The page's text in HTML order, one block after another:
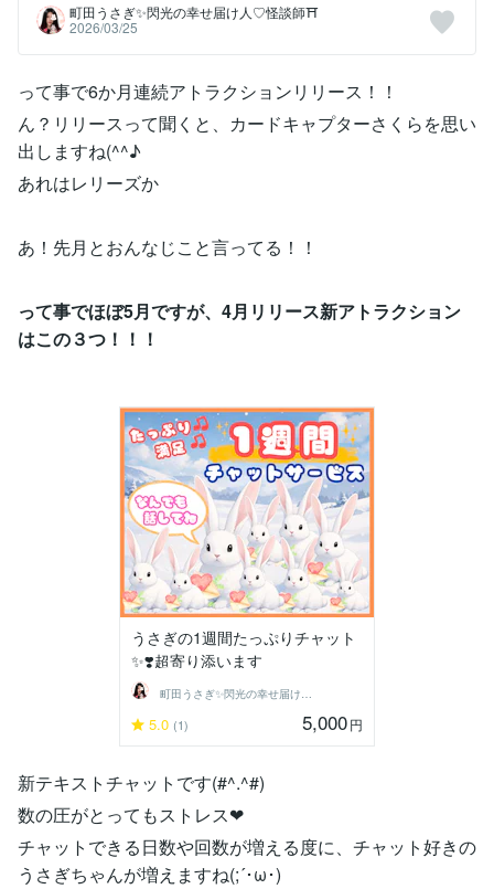
町田うさぎ✨閃光の幸せ届け人♡怪談師⛩️
2026/03/25
って事で6か月連続アトラクションリリース！！
ん？リリースって聞くと、カードキャプターさくらを思い
出しますね(^^♪
あれはレリーズか
あ！先月とおんなじこと言ってる！！
って事でほぼ5月ですが、4月リリース新アトラクション
はこの３つ！！！
うさぎの1週間たっぷりチャット
✨❣️超寄り添います
町田うさぎ✨閃光の幸せ届け人♡怪談師⛩️
5.0 (1) 5,000円
新テキストチャットです(#^.^#)
数の圧がとってもストレス❤
チャットできる日数や回数が増える度に、チャット好きの
うさぎちゃんが増えますね(;´･ω･)